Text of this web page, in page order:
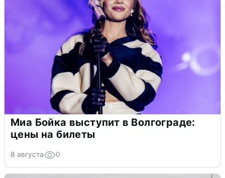
Миа Бойка выступит в Волгограде:
цены на билеты
8 августа 0